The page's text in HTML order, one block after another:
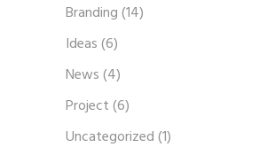
Branding(14)
Ideas(6)
News(4)
Project(6)
Uncategorized(1)